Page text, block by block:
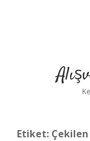
Etiket: